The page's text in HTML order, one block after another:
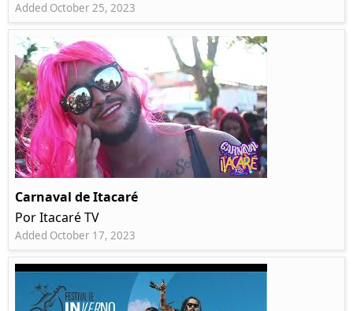
Added October 25, 2023
Carnaval de Itacaré
Por Itacaré TV
Added October 17, 2023